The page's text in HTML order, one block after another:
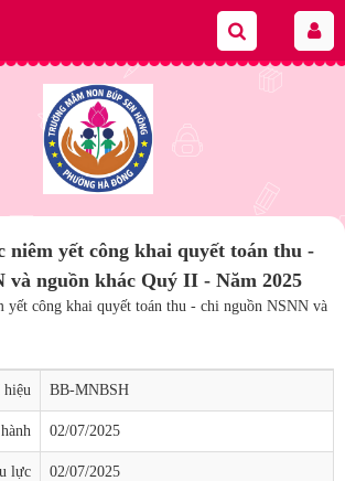
niêm yết công khai quyết toán thu -
và nguồn khác Quý II - Năm 2025
yết công khai quyết toán thu - chi nguồn NSNN và
hiệu BB-MNBSH
02/07/2025
lực 02/07/2025